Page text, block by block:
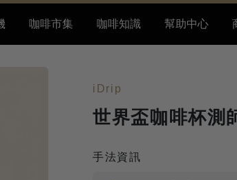
咖啡市集 咖啡知識 幫助中心
iDrip
世界盃咖啡杯測
手法資訊